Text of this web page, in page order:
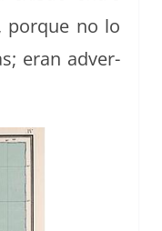
porque no lo
eran adver­